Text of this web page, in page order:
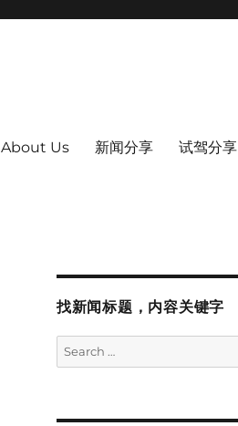
About Us 新闻分享 试驾分享
找新闻标题，内容关键字
Search
for: